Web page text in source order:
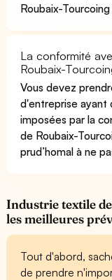
Roubaix-
La conformité
Roubaix-
Vous devez
d'entreprise ayant
imposées par la
de Roubaix-
prud’homal à ne
Industrie textile
les meilleures
Tout d'abord,
de prendre